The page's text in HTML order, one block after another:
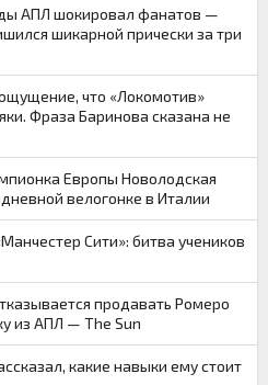
АПЛ шокировал фанатов —
шикарной прически за три
что «Локомотив»
Фраза Баринова сказана не
Европы Новолодская
велогонке в Италии
Сити»: битва учеников
продавать Ромеро
из АПЛ — The Sun
какие навыки ему стоит